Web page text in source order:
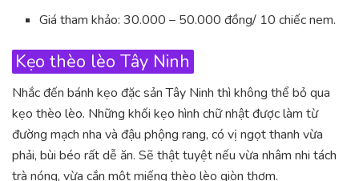
Giá tham khảo: 30.000 – 50.000 đồng/ 10 chiếc nem.
Kẹo thèo lèo Tây Ninh
Nhắc đến bánh kẹo đặc sản Tây Ninh thì không thể bỏ qua
kẹo thèo lèo. Những khối kẹo hình chữ nhật được làm từ
đường mạch nha và đậu phộng rang, có vị ngọt thanh vừa
phải, bùi béo rất dễ ăn. Sẽ thật tuyệt nếu vừa nhâm nhi tách
trà nóng, vừa cắn một miếng thèo lèo giòn thơm.